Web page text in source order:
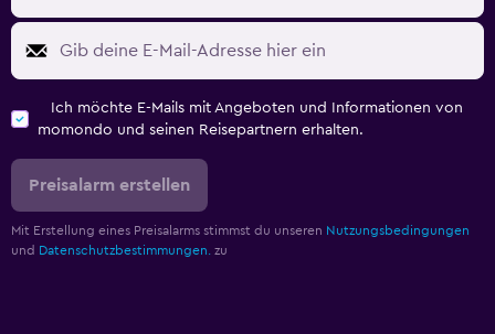
Ich möchte E-Mails mit Angeboten und Informationen von
momondo und seinen Reisepartnern erhalten.
Preisalarm erstellen
Mit Erstellung eines Preisalarms stimmst du unseren Nutzungsbedingungen
und Datenschutzbestimmungen. zu